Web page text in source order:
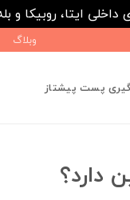
وبلاگ
پست پیشتاز
دارد؟